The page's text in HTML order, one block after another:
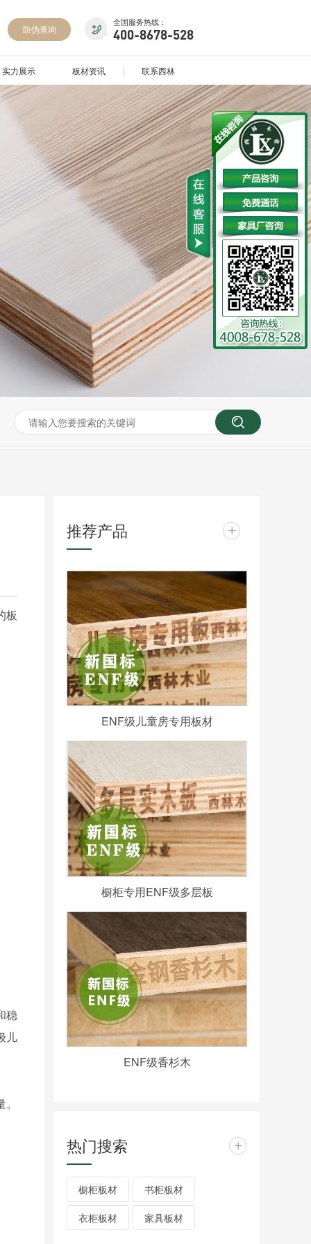
全国服务热线：
400-8678-528
防伪查询
实力展示 板材资讯 联系西林
板
稳
儿
推荐产品 +
ENF级儿童房专用板材
橱柜专用ENF级多层板
ENF级香杉木
热门搜索 +
橱柜板材 书柜板材
衣柜板材 家具板材